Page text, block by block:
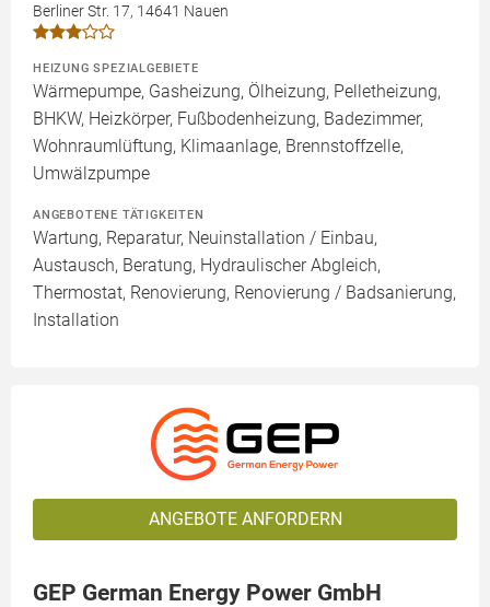
Berliner Str. 17, 14641 Nauen
HEIZUNG SPEZIALGEBIETE
Wärmepumpe, Gasheizung, Ölheizung, Pelletheizung,
BHKW, Heizkörper, Fußbodenheizung, Badezimmer,
Wohnraumlüftung, Klimaanlage, Brennstoffzelle,
Umwälzpumpe
ANGEBOTENE TÄTIGKEITEN
Wartung, Reparatur, Neuinstallation / Einbau,
Austausch, Beratung, Hydraulischer Abgleich,
Thermostat, Renovierung, Renovierung / Badsanierung,
Installation
ANGEBOTE ANFORDERN
GEP German Energy Power GmbH